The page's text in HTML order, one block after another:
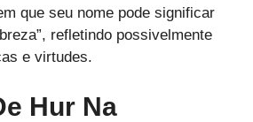
que seu nome pode significar
refletindo possivelmente
e virtudes.
Hur Na